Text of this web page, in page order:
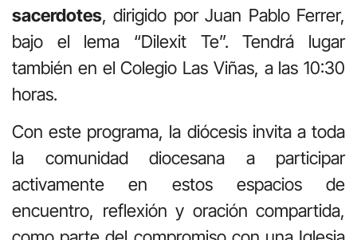
sacerdotes, dirigido por Juan Pablo Ferrer,
bajo el lema “Dilexit Te”. Tendrá lugar
también en el Colegio Las Viñas, a las 10:30
horas.
Con este programa, la diócesis invita a toda
la comunidad diocesana a participar
activamente en estos espacios de
encuentro, reflexión y oración compartida,